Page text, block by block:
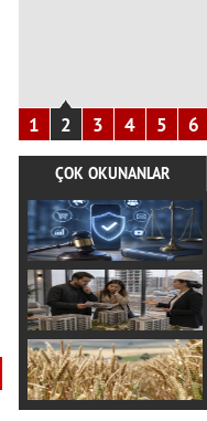
1 2 3 4 5 6
ÇOK OKUNANLAR